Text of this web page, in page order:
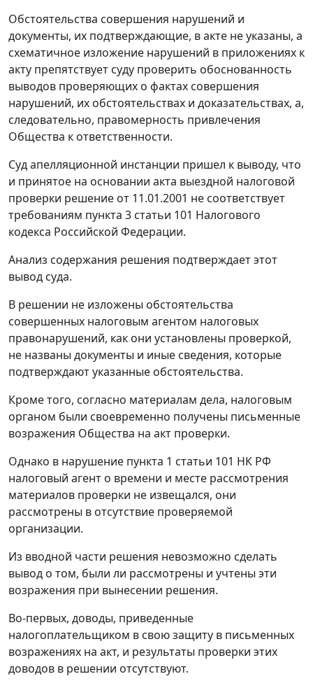
Обстоятельства совершения нарушений и
документы, их подтверждающие, в акте не указаны, а
схематичное изложение нарушений в приложениях к
акту препятствует суду проверить обоснованность
выводов проверяющих о фактах совершения
нарушений, их обстоятельствах и доказательствах, а,
следовательно, правомерность привлечения
Общества к ответственности.
Суд апелляционной инстанции пришел к выводу, что
и принятое на основании акта выездной налоговой
проверки решение от 11.01.2001 не соответствует
требованиям пункта 3 статьи 101 Налогового
кодекса Российской Федерации.
Анализ содержания решения подтверждает этот
вывод суда.
В решении не изложены обстоятельства
совершенных налоговым агентом налоговых
правонарушений, как они установлены проверкой,
не названы документы и иные сведения, которые
подтверждают указанные обстоятельства.
Кроме того, согласно материалам дела, налоговым
органом были своевременно получены письменные
возражения Общества на акт проверки.
Однако в нарушение пункта 1 статьи 101 НК РФ
налоговый агент о времени и месте рассмотрения
материалов проверки не извещался, они
рассмотрены в отсутствие проверяемой
организации.
Из вводной части решения невозможно сделать
вывод о том, были ли рассмотрены и учтены эти
возражения при вынесении решения.
Во-первых, доводы, приведенные
налогоплательщиком в свою защиту в письменных
возражениях на акт, и результаты проверки этих
доводов в решении отсутствуют.